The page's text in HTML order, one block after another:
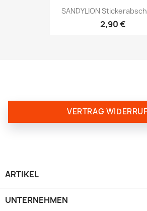
SANDYLION
2,90 €
VERTRAG
ARTIKEL
UNTERNEHMEN